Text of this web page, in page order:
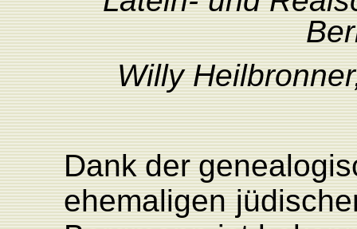
Willy Heilbronner
Dank der
ehemaligen